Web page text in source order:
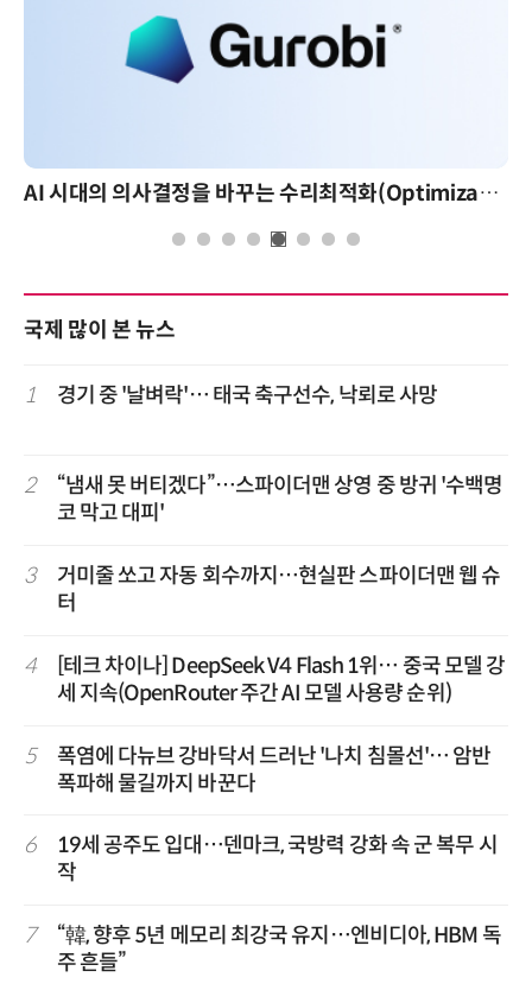
AI 시대의 의사결정을 바꾸는 수리최적화(Optimization): 실제 산업 적용 사례와 활용 전략
국제 많이 본 뉴스
1 경기 중 '날벼락'… 태국 축구선수, 낙뢰로 사망
2
“냄새 못 버티겠다”…스파이더맨 상영 중 방귀 '수백명
코 막고 대피'
3
거미줄 쏘고 자동 회수까지…현실판 스파이더맨 웹 슈
터
4
[테크 차이나] DeepSeek V4 Flash 1위… 중국 모델 강
세 지속(OpenRouter 주간 AI 모델 사용량 순위)
5
폭염에 다뉴브 강바닥서 드러난 '나치 침몰선'… 암반
폭파해 물길까지 바꾼다
6
19세 공주도 입대…덴마크, 국방력 강화 속 군 복무 시
작
7
“韓, 향후 5년 메모리 최강국 유지…엔비디아, HBM 독
주 흔들”